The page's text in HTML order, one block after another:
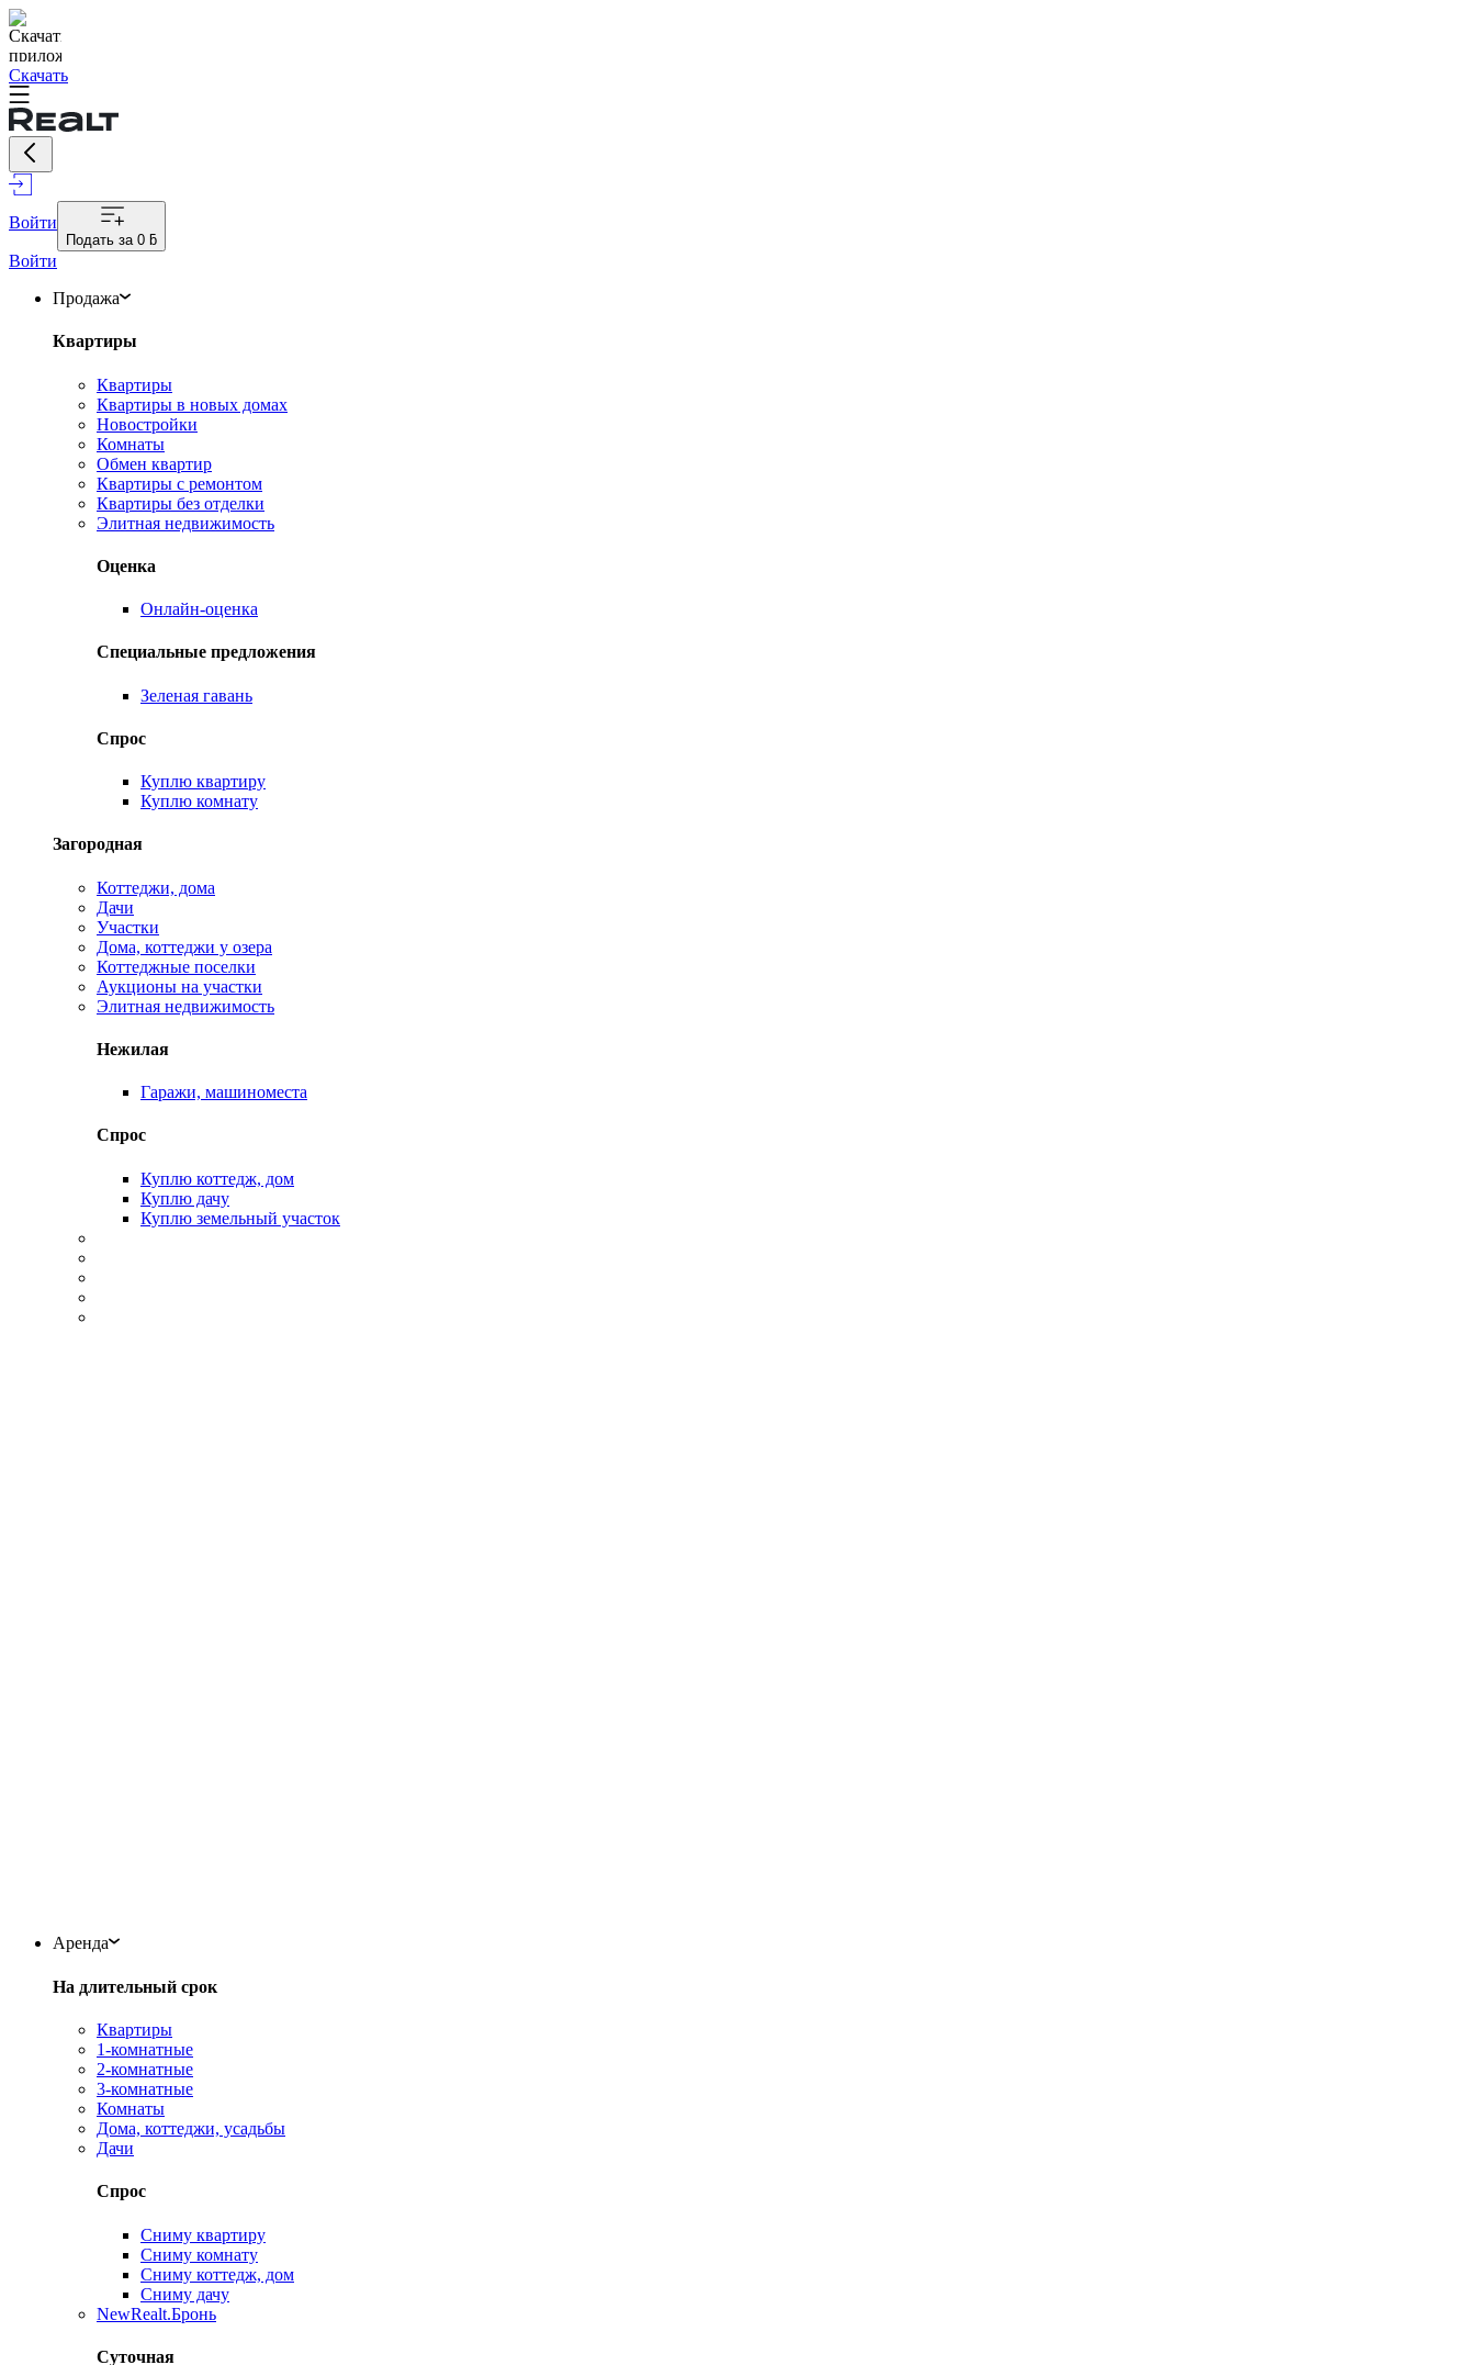
Скачать
Войти
Подать за 0 ƃ
Войти
Продажа
Квартиры
Квартиры
Квартиры в новых домах
Новостройки
Комнаты
Обмен квартир
Квартиры с ремонтом
Квартиры без отделки
Элитная недвижимость
Оценка
Онлайн-оценка
Специальные предложения
Зеленая гавань
Спрос
Куплю квартиру
Куплю комнату
Загородная
Коттеджи, дома
Дачи
Участки
Дома, коттеджи у озера
Коттеджные поселки
Аукционы на участки
Элитная недвижимость
Нежилая
Гаражи, машиноместа
Спрос
Куплю коттедж, дом
Куплю дачу
Куплю земельный участок
Аренда
На длительный срок
Квартиры
1-комнатные
2-комнатные
3-комнатные
Комнаты
Дома, коттеджи, усадьбы
Дачи
Спрос
Сниму квартиру
Сниму комнату
Сниму коттедж, дом
Сниму дачу
NewRealt.Бронь
Суточная